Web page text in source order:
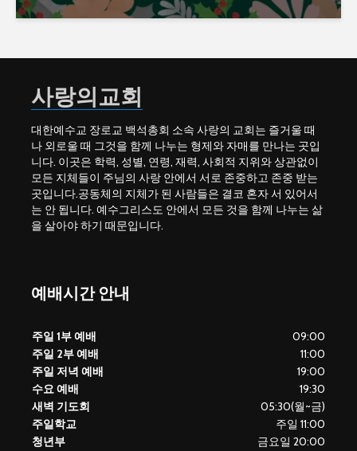
사랑의교회
대한예수교 장로교 백석총회 소속 사랑의 교회는 즐거울 때
나 외로울 때 그것을 함께 나누는 형제와 자매를 만나는 곳입
니다. 이곳은 학력, 성별, 연령, 재력, 사회적 지위와 상관없이
모든 지체들이 주님의 사랑 안에서 서로 존중하고 존중 받는
곳입니다.공동체의 지체가 된 사람들은 결코 혼자 서 있어서
는 안 됩니다. 예수그리스도 안에서 모든 것을 함께 나누는 삶
을 살아야 하기 때문입니다.
예배시간 안내
주일 1부 예배
09:00
주일 2부 예배
11:00
주일 저녁 예배
19:00
수요 예배
19:30
새벽 기도회
05:30(월~금)
주일학교
주일 11:00
청년부
금요일 20:00